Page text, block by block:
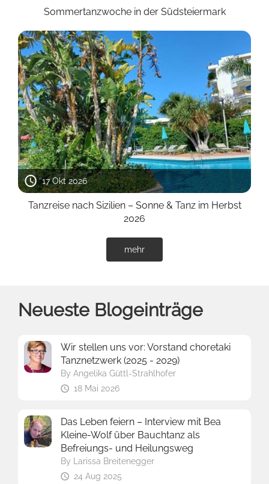
Sommertanzwoche in der Südsteiermark
17 Okt 2026
Tanzreise nach Sizilien – Sonne & Tanz im Herbst
2026
mehr
Neueste Blogeinträge
Wir stellen uns vor: Vorstand choretaki
Tanznetzwerk (2025 - 2029)
ByAngelika Güttl-Strahlhofer
18 Mai 2026
Das Leben feiern – Interview mit Bea
Kleine-Wolf über Bauchtanz als
Befreiungs- und Heilungsweg
By
Larissa Breitenegger
24 Aug 2025